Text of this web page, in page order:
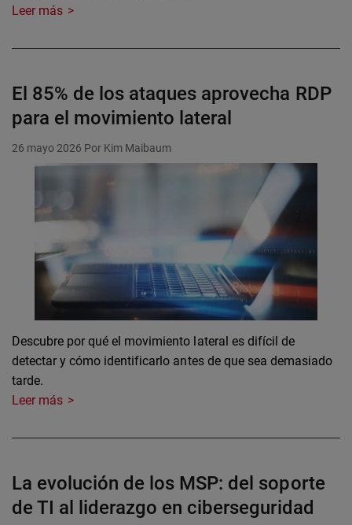
Leer más
El 85% de los ataques aprovecha RDP
para el movimiento lateral
26 mayo 2026 Por Kim Maibaum
Descubre por qué el movimiento lateral es difícil de
detectar y cómo identificarlo antes de que sea demasiado
tarde.
Leer más
La evolución de los MSP: del soporte
de TI al liderazgo en ciberseguridad